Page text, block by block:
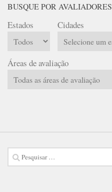
BUSQUE POR AVALIADORES
Estados Cidades
Áreas de avaliação
Pesquisar
por: